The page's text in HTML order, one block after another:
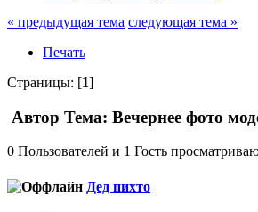
« предыдущая тема следующая тема »
Печать
Страницы: [1]
Автор Тема: Вечернее фото
0 Пользователей и 1 Гость
Дед пихто